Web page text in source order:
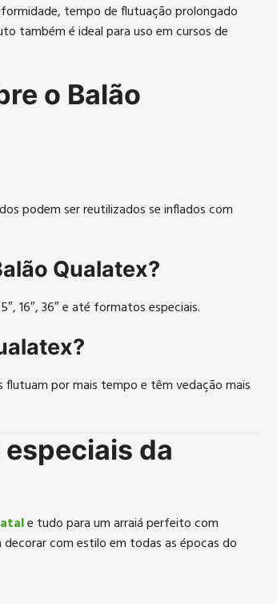
tempo de flutuação prolongado
também é ideal para uso em cursos de
o Balão
podem ser reutilizados se inflados com
Qualatex?
16″, 36″ e até formatos especiais.
flutuam por mais tempo e têm vedação mais
da
e tudo para um arraiá perfeito com
com estilo em todas as épocas do